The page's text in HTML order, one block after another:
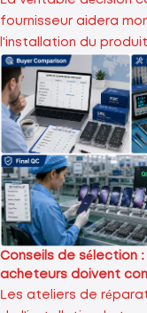
fournisseur aidera
l'installation du produit
Conseils de sélection
acheteurs doivent
Les ateliers de